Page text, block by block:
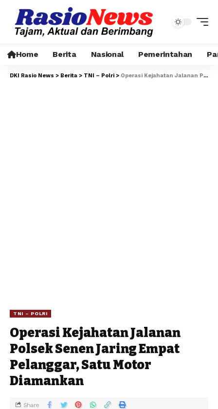
Home Berita Nasional Pemerintahan
DKI Rasio News > Berita > TNI – Polri > Operasi Kejahatan Jalanan Polsek Senen Jaring Empat Pelanggar, Satu Motor Diamankan
TNI – POLRI
Operasi Kejahatan Jalanan
Polsek Senen Jaring Empat
Pelanggar, Satu Motor
Diamankan
Share